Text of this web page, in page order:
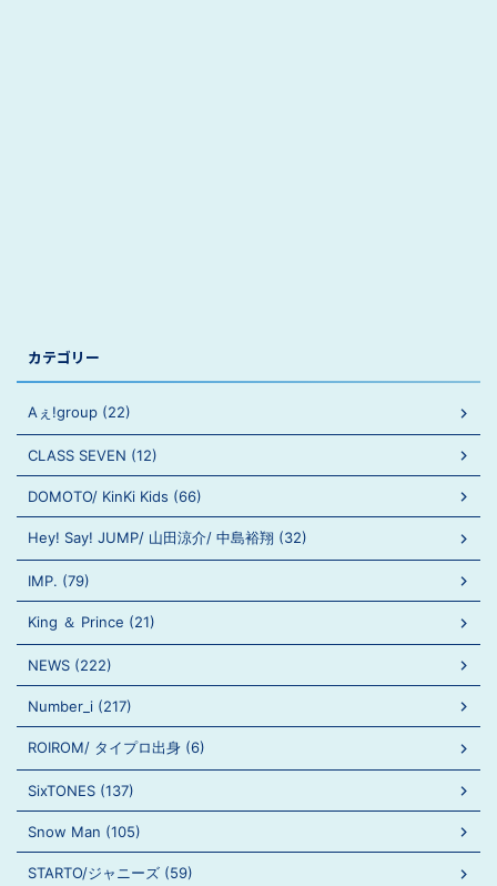
カテゴリー
Aぇ!group (22)
CLASS SEVEN (12)
DOMOTO/ KinKi Kids (66)
Hey! Say! JUMP/ 山田涼介/ 中島裕翔 (32)
IMP. (79)
King ＆ Prince (21)
NEWS (222)
Number_i (217)
ROIROM/ タイプロ出身 (6)
SixTONES (137)
Snow Man (105)
STARTO/ジャニーズ (59)